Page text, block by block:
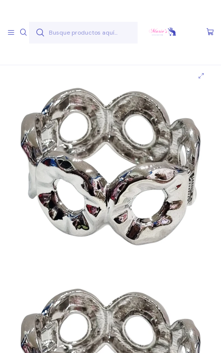
Inicio Joyas Acero Quirúgico Pulseras Acero Quirúgico
Pulseras A.Q. Variadas Pulsera AQ V 12